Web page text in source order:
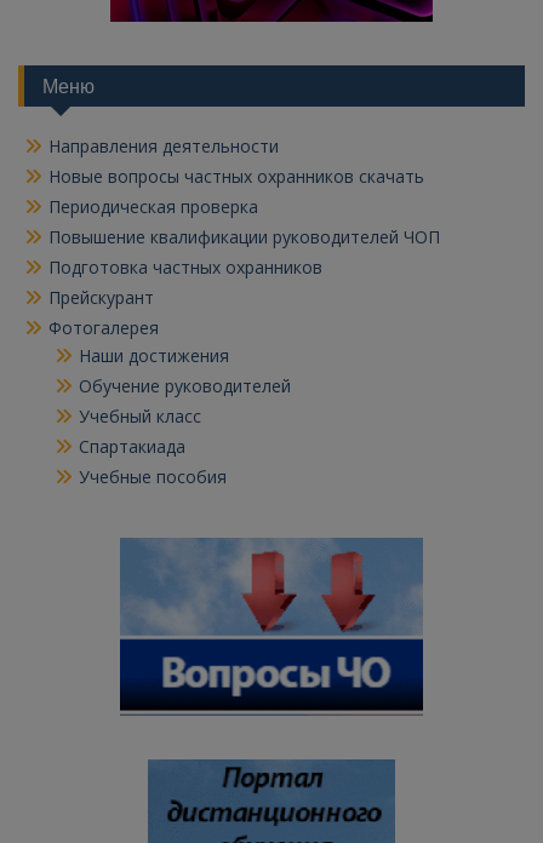
Меню
Направления деятельности
Новые вопросы частных охранников скачать
Периодическая проверка
Повышение квалификации руководителей ЧОП
Подготовка частных охранников
Прейскурант
Фотогалерея
Наши достижения
Обучение руководителей
Учебный класс
Спартакиада
Учебные пособия